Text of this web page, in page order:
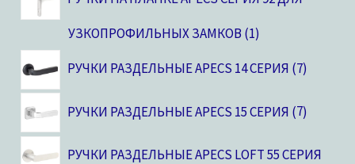
УЗКОПРОФИЛЬНЫХ ЗАМКОВ 1
РУЧКИ РАЗДЕЛЬНЫЕ APECS 14 СЕРИЯ 7
РУЧКИ РАЗДЕЛЬНЫЕ APECS 15 СЕРИЯ 7
РУЧКИ РАЗДЕЛЬНЫЕ APECS LOFT 55 СЕРИЯ